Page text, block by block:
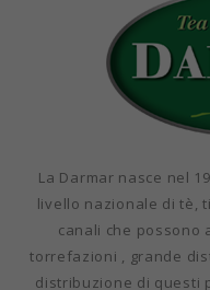
La Darmar nasce nel
livello nazionale di tè,
canali che possono
torrefazioni , grande
distribuzione di questi